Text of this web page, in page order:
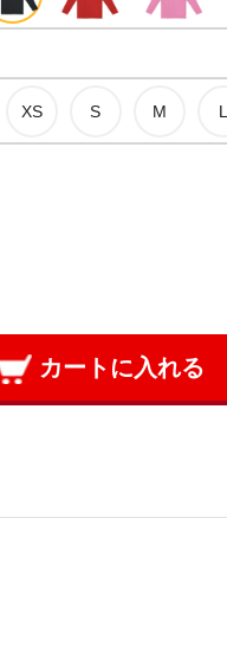
カートに入れる